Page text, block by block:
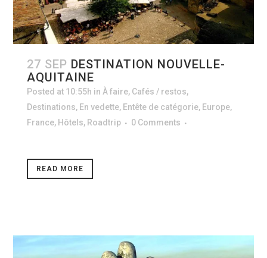
27 SEP DESTINATION NOUVELLE-
AQUITAINE
Posted at 10:55h inÀ faire, Cafés / restos,
Destinations, En vedette, Entête de catégorie, Europe,
France, Hôtels, Roadtrip 0 Comments
READ MORE